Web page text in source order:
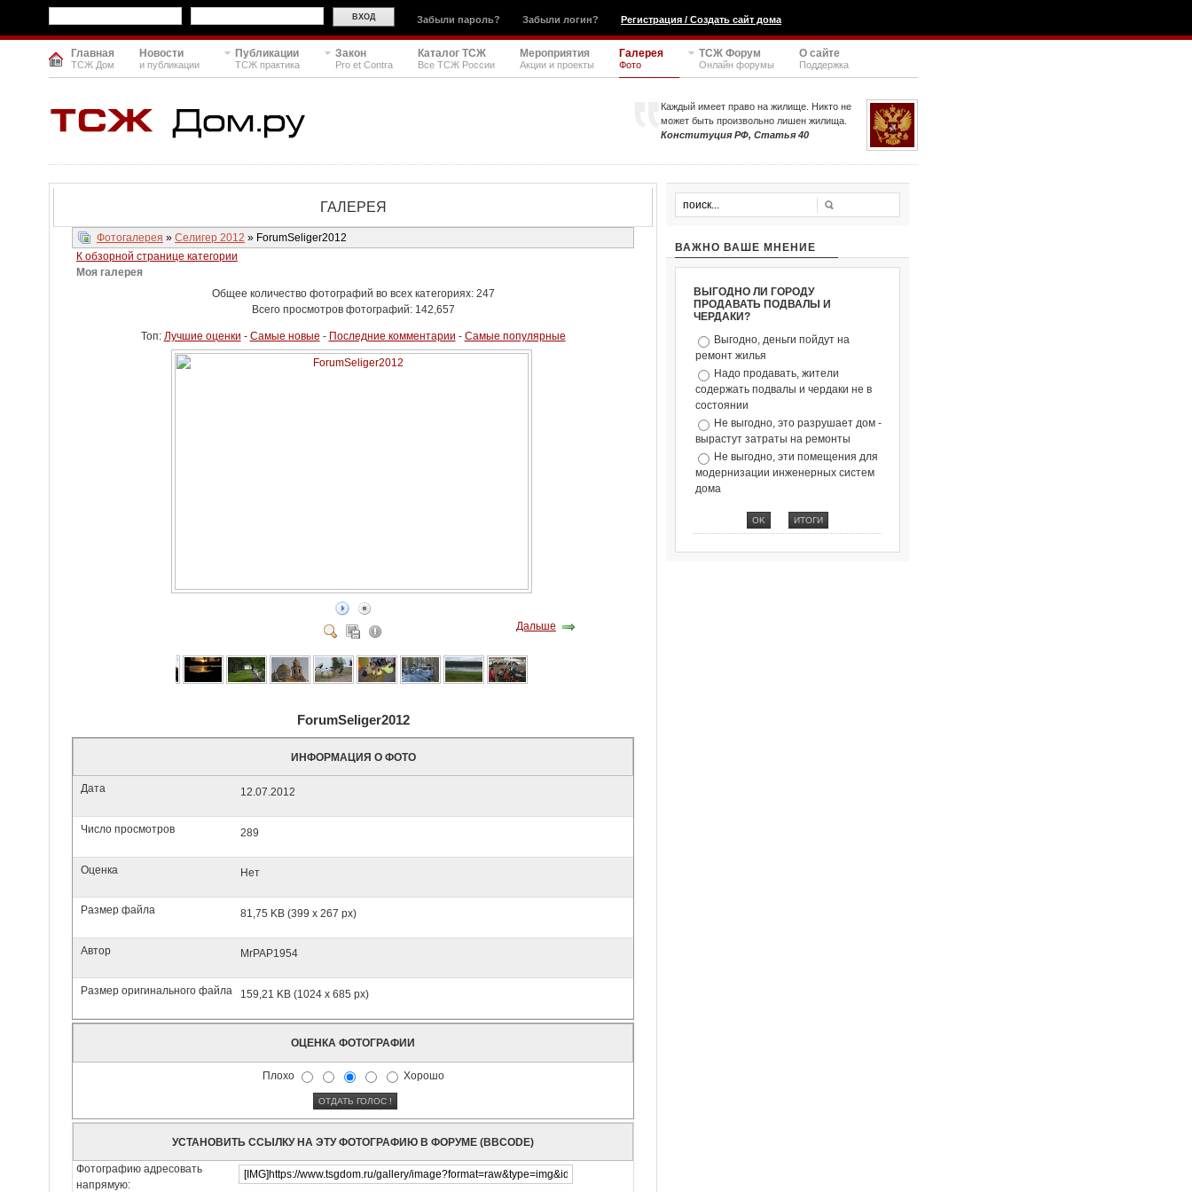
Забыли пароль? Забыли логин? Регистрация / Создать сайт дома
Главная
ТСЖ Дом
Новости
и публикации
Публикации
ТСЖ практика
Закон
Pro et Contra
Каталог ТСЖ
Все ТСЖ России
Мероприятия
Акции и проекты
Галерея
Фото
ТСЖ Форум
Онлайн форумы
О сайте
Поддержка
Каждый имеет право на жилище. Никто не
может быть произвольно лишен жилища.
Конституция РФ, Статья 40
ГАЛЕРЕЯ
Фотогалерея » Селигер 2012 » ForumSeliger2012
К обзорной странице категории
Моя галерея
Общее количество фотографий во всех категориях: 247
Всего просмотров фотографий: 142,657
Топ: Лучшие оценки - Самые новые - Последние комментарии - Самые популярные
Дальше
ForumSeliger2012
ИНФОРМАЦИЯ О ФОТО
Дата 12.07.2012
Число просмотров 289
Оценка Нет
Размер файла 81,75 KB (399 x 267 px)
Автор MrPAP1954
Размер оригинального файла 159,21 KB (1024 x 685 px)
ОЦЕНКА ФОТОГРАФИИ
Плохо Хорошо
УСТАНОВИТЬ ССЫЛКУ НА ЭТУ ФОТОГРАФИЮ В ФОРУМЕ (BBCODE)
Фотографию адресовать
напрямую:
ВАЖНО ВАШЕ МНЕНИЕ
ВЫГОДНО ЛИ ГОРОДУ
ПРОДАВАТЬ ПОДВАЛЫ И
ЧЕРДАКИ?
Выгодно, деньги пойдут на
ремонт жилья
Надо продавать, жители
содержать подвалы и чердаки не в
состоянии
Не выгодно, это разрушает дом -
вырастут затраты на ремонты
Не выгодно, эти помещения для
модернизации инженерных систем
дома